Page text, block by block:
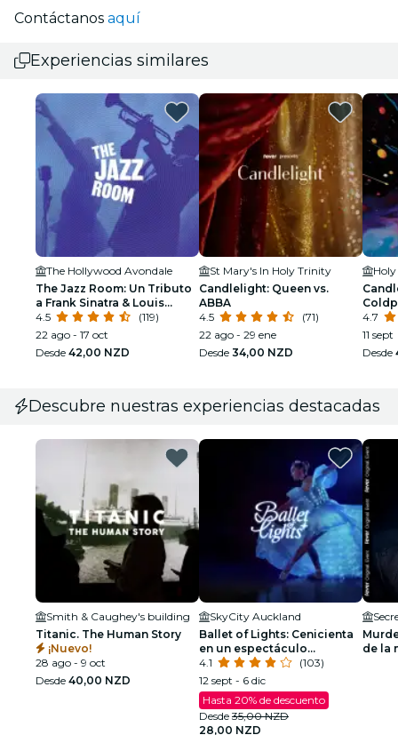
Contáctanos aquí
Experiencias similares
The Hollywood Avondale
The Jazz Room: Un Tributo
a Frank Sinatra & Louis
Armstrong
4.5
(119)
22 ago - 17 oct
Desde 42,00 NZD
St Mary's In Holy Trinity
Candlelight: Queen vs.
ABBA
4.5
(71)
22 ago - 29 ene
Desde 34,00 NZD
4.7
11 sept
Desde
Descubre nuestras experiencias destacadas
Smith & Caughey's building
Titanic. The Human Story
¡Nuevo!
28 ago - 9 oct
Desde 40,00 NZD
SkyCity Auckland
Ballet of Lights: Cenicienta
en un espectáculo
deslumbrante
4.1
(103)
12 sept - 6 dic
Hasta 20% de descuento
Desde 35,00 NZD
28,00 NZD
de la